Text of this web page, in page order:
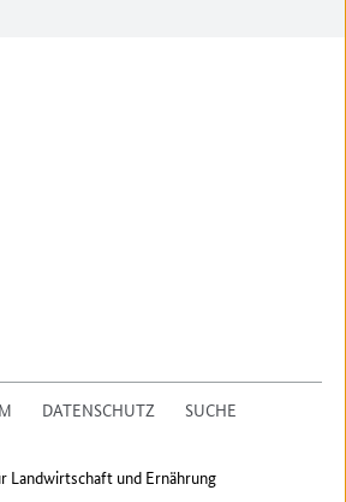
DATENSCHUTZ SUCHE
Landwirtschaft und Ernährung